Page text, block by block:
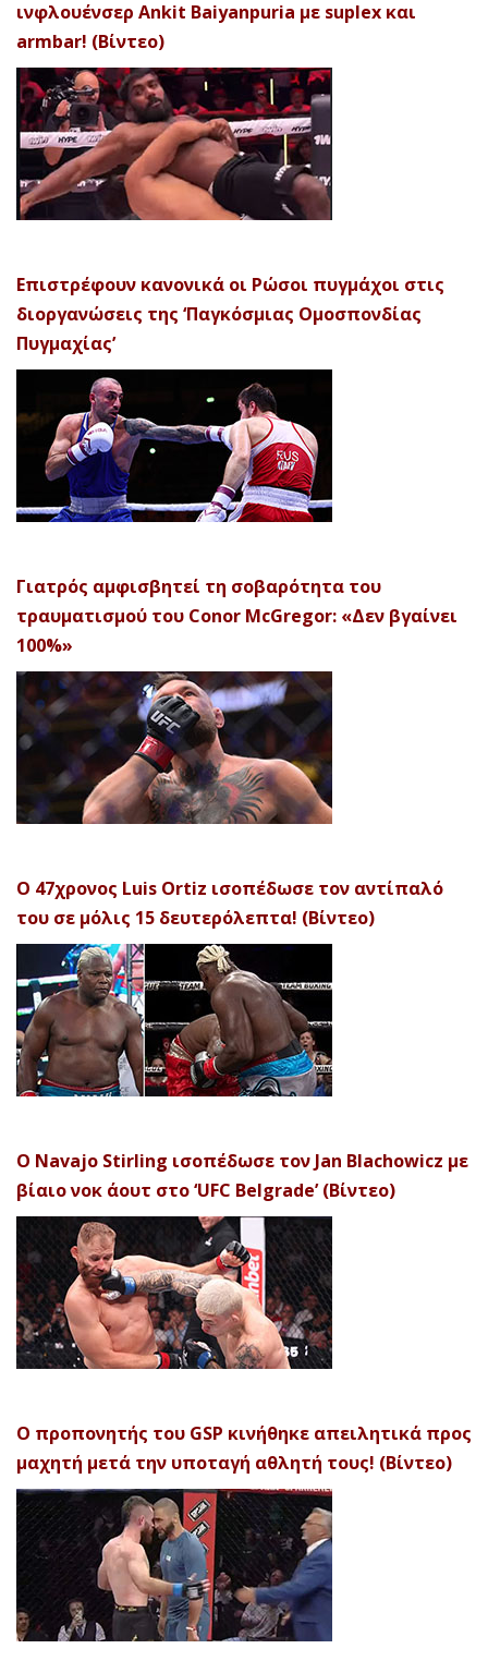
ινφλουένσερ Ankit Baiyanpuria με suplex και
armbar! (Βίντεο)
Επιστρέφουν κανονικά οι Ρώσοι πυγμάχοι στις
διοργανώσεις της ‘Παγκόσμιας Ομοσπονδίας
Πυγμαχίας’
Γιατρός αμφισβητεί τη σοβαρότητα του
τραυματισμού του Conor McGregor: «Δεν βγαίνει
100%»
Ο 47χρονος Luis Ortiz ισοπέδωσε τον αντίπαλό
του σε μόλις 15 δευτερόλεπτα! (Βίντεο)
Ο Navajo Stirling ισοπέδωσε τον Jan Blachowicz με
βίαιο νοκ άουτ στο ‘UFC Belgrade’ (Βίντεο)
Ο προπονητής του GSP κινήθηκε απειλητικά προς
μαχητή μετά την υποταγή αθλητή τους! (Βίντεο)